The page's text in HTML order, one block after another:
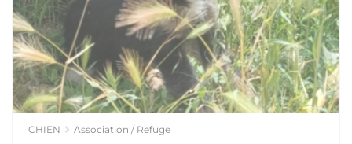
CHIEN Association / Refuge